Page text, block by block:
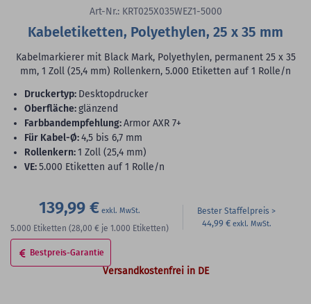
Art-Nr.: KRT025X035WEZ1-5000
Kabeletiketten, Polyethylen, 25 x 35 mm
Kabelmarkierer mit Black Mark, Polyethylen, permanent 25 x 35
mm, 1 Zoll (25,4 mm) Rollenkern, 5.000 Etiketten auf 1 Rolle/n
Druckertyp: Desktopdrucker
Oberfläche:glänzend
Farbbandempfehlung:Armor AXR 7+
für Kabel-Ø:4,5 bis 6,7 mm
Rollenkern:1 Zoll (25,4 mm)
VE:5.000 Etiketten auf 1 Rolle/n
139,99 €
5.000 Etiketten (28,00 € je 1.000 Etiketten)
Bester Staffelpreis
44,99 €
Bestpreis-Garantie
Versandkostenfrei in DE